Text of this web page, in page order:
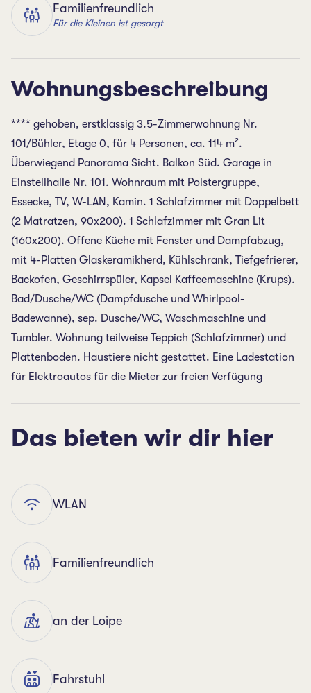
Familienfreundlich
Für die Kleinen ist gesorgt
Wohnungsbeschreibung
**** gehoben, erstklassig 3.5-Zimmerwohnung Nr.
101/Bühler, Etage 0, für 4 Personen, ca. 114 m².
Überwiegend Panorama Sicht. Balkon Süd. Garage in
Einstellhalle Nr. 101. Wohnraum mit Polstergruppe,
Essecke, TV, W-LAN, Kamin. 1 Schlafzimmer mit Doppelbett
(2 Matratzen, 90x200). 1 Schlafzimmer mit Gran Lit
(160x200). Offene Küche mit Fenster und Dampfabzug,
mit 4-Platten Glaskeramikherd, Kühlschrank, Tiefgefrierer,
Backofen, Geschirrspüler, Kapsel Kaffeemaschine (Krups).
Bad/Dusche/WC (Dampfdusche und Whirlpool-
Badewanne), sep. Dusche/WC, Waschmaschine und
Tumbler. Wohnung teilweise Teppich (Schlafzimmer) und
Plattenboden. Haustiere nicht gestattet. Eine Ladestation
für Elektroautos für die Mieter zur freien Verfügung
Das bieten wir dir hier
WLAN
Familienfreundlich
an der Loipe
Fahrstuhl